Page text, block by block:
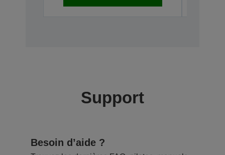
Support
Besoin d’aide ?